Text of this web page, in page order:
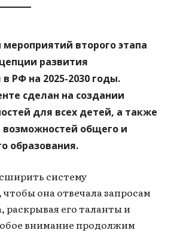
второго этапа
развития
РФ на 2025-2030 годы.
сделан на создании
для всех детей, а также
общего и
образования.
систему
она отвечала запросам
раскрывая его таланты и
внимание продолжим